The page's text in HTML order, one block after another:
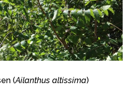
(Ailanthus altissima)